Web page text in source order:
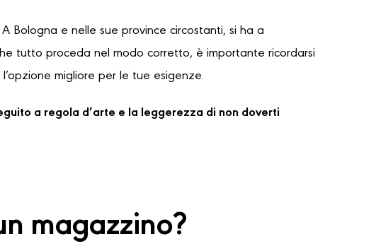
Bologna e nelle sue province circostanti, si ha a
tutto proceda nel modo corretto, è importante ricordarsi
migliore per le tue esigenze.
a regola d’arte e la leggerezza di non doverti
magazzino?